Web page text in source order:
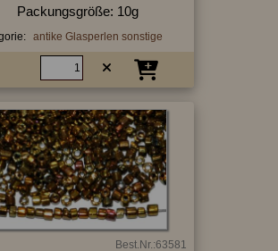
Packungsgröße: 10g
antike Glasperlen sonstige
Best.Nr.:63581